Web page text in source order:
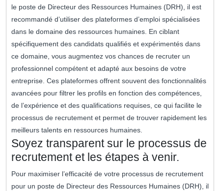
le poste de Directeur des Ressources Humaines (DRH), il est
recommandé d’utiliser des plateformes d’emploi spécialisées
dans le domaine des ressources humaines. En ciblant
spécifiquement des candidats qualifiés et expérimentés dans
ce domaine, vous augmentez vos chances de recruter un
professionnel compétent et adapté aux besoins de votre
entreprise. Ces plateformes offrent souvent des fonctionnalités
avancées pour filtrer les profils en fonction des compétences,
de l’expérience et des qualifications requises, ce qui facilite le
processus de recrutement et permet de trouver rapidement les
meilleurs talents en ressources humaines.
Soyez transparent sur le processus de
recrutement et les étapes à venir.
Pour maximiser l’efficacité de votre processus de recrutement
pour un poste de Directeur des Ressources Humaines (DRH), il